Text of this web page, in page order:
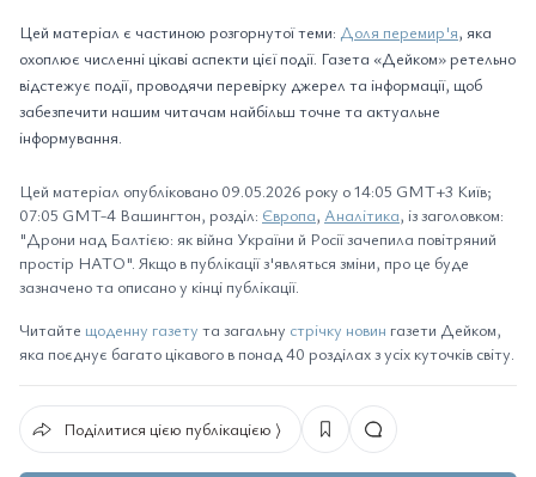
Цей матеріал є частиною розгорнутої теми: Доля перемир'я, яка
охоплює численні цікаві аспекти цієї події. Газета «Дейком» ретельно
відстежує події, проводячи перевірку джерел та інформації, щоб
забезпечити нашим читачам найбільш точне та актуальне
інформування.
Цей матеріал опубліковано 09.05.2026 року о 14:05 GMT+3 Київ;
07:05 GMT-4 Вашингтон, розділ: Європа, Аналітика, із заголовком:
"Дрони над Балтією: як війна України й Росії зачепила повітряний
простір НАТО". Якщо в публікації з'являться зміни, про це буде
зазначено та описано у кінці публікації.
Читайте щоденну газету та загальну стрічку новин газети Дейком,
яка поєднує багато цікавого в понад 40 розділах з усіх куточків світу.
Поділитися цією публікацією ⟩